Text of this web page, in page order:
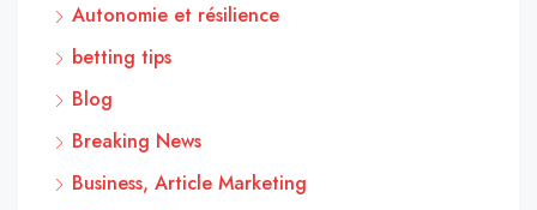
Autonomie et résilience
betting tips
Blog
Breaking News
Business, Article Marketing